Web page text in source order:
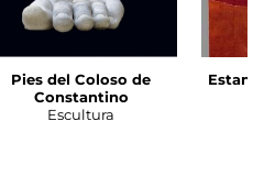
Pies del Coloso de
Constantino
Escultura